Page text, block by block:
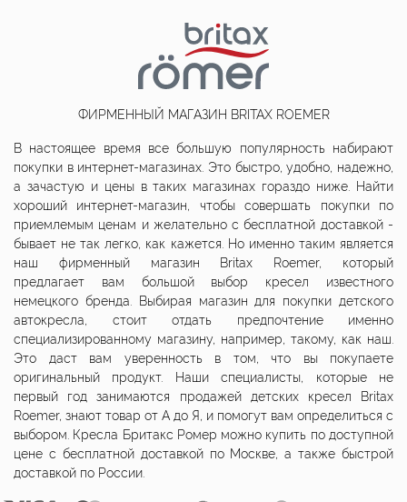
ФИРМЕННЫЙ МАГАЗИН BRITAX ROEMER
В настоящее время все большую популярность набирают
покупки в интернет-магазинах. Это быстро, удобно, надежно,
а зачастую и цены в таких магазинах гораздо ниже. Найти
хороший интернет-магазин, чтобы совершать покупки по
приемлемым ценам и желательно с бесплатной доставкой -
бывает не так легко, как кажется. Но именно таким является
наш фирменный магазин Britax Roemer, который
предлагает вам большой выбор кресел известного
немецкого бренда. Выбирая магазин для покупки детского
автокресла, стоит отдать предпочтение именно
специализированному магазину, например, такому, как наш.
Это даст вам уверенность в том, что вы покупаете
оригинальный продукт. Наши специалисты, которые не
первый год занимаются продажей детских кресел Britax
Roemer, знают товар от А до Я, и помогут вам определиться с
выбором. Кресла Бритакс Ромер можно купить по доступной
цене c бесплатной доставкой по Москве, а также быстрой
доставкой по России.